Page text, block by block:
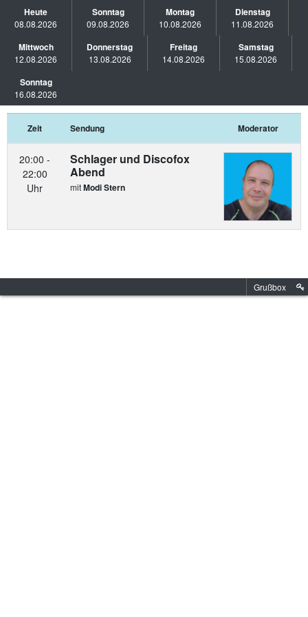
Heute
08.08.2026
Sonntag
09.08.2026
Montag
10.08.2026
Dienstag
11.08.2026
Mittwoch
12.08.2026
Donnerstag
13.08.2026
Freitag
14.08.2026
Samstag
15.08.2026
Sonntag
16.08.2026
Zeit Sendung Moderator
20:00 -
22:00
Uhr
Schlager und Discofox
Abend
mitModi Stern
Grußbox